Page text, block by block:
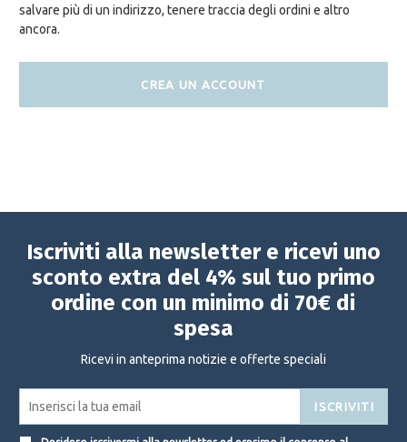
salvare più di un indirizzo, tenere traccia degli ordini e altro
ancora.
CREA UN ACCOUNT
Iscriviti alla newsletter e ricevi uno
sconto extra del 4% sul tuo primo
ordine con un minimo di 70€ di
spesa
Ricevi in anteprima notizie e offerte speciali
ISCRIVITI